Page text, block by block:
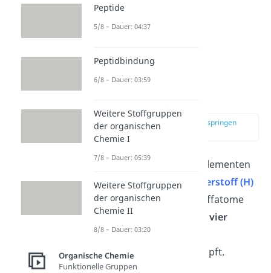
Wie sind Alkane
zur Stelle im Video springen
(00:52)
Alkane sind nur aus den Elementen
Kohlenstoff (C)und Wasserstoff (H)
aufgebaut. Alle Kohlenstoffatome
sind dabei im Molekül mitvier
weiteren Atomen über
Einfachbindungen
verknüpft.
Peptide
5/8 – Dauer: 04:37
Peptidbindung
6/8 – Dauer: 03:59
Weitere Stoffgruppen
der organischen
Chemie I
7/8 – Dauer: 05:39
Weitere Stoffgruppen
der organischen
Chemie II
8/8 – Dauer: 03:20
Organische Chemie
Funktionelle Gruppen